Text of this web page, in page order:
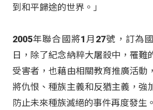
到和平歸途的世界。」
2005年聯合國將1月27號，訂為
日，除了紀念納粹大屠殺中，罹難
受害者，也藉由相關教育推廣活動
將仇恨、種族主義和反猶主義，強
防止未來種族滅絕的事件再度發生。